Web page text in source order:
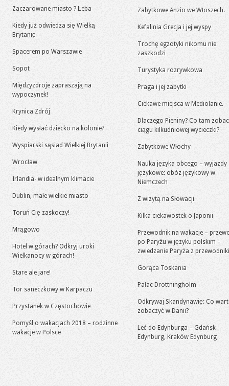
Zaczarowane miasto ? Łeba
Kiedy już odwiedza się Wielką
Brytanię
Spacerem po Warszawie
Sopot
Międzyzdroje zapraszają na
wypoczynek!
Krynica Zdrój
Kiedy wysłać dziecko na kolonie?
Wyspiarski sąsiad Wielkiej Brytanii
Wrocław
Irlandia- w idealnym klimacie
Dublin, małe wielkie miasto
Toruń Cię zaskoczy!
Mrągowo
Hotel w górach? Odkryj uroki
Wielkanocy w górach!
Stare ale jare!
Tor saneczkowy w Karpaczu
Przystanek w Częstochowie
Pomyśl o wakacjach 2018 – rodzinne
wakacje w Polsce
Zabytkowe Anzio we Włoszech.
Kefalinia Grecja i jej wyspy
Trochę egzotyki nikomu nie
zaszkodzi
Turystyka rozrywkowa
Praga i jej zabytki
Ciekawe miejsca w Mediolanie.
Dlaczego Pieniny? Co tam
ciągu kilkudniowej wycieczki?
Zabytkowe Włochy
Nauka języka obcego – wyjazdy
językowe: obóz językowy w
Niemczech
Z wizytą na Słowacji
Kilka ciekawostek o Japonii
Przewodnik na wakacje –
po Paryżu w języku polskim –
zwiedzanie Paryża z
Gorąca Toskania
Pałac Drottningholm
Odkrywaj Skandynawię: Co
zobaczyć w Danii?
Leć do Edynburga – Gdańsk
Edynburg, Kraków Edynburg